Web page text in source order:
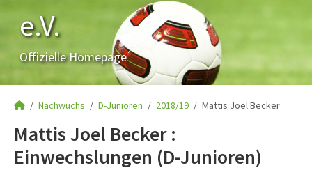
e.V.
Offizielle Homepage
Nachwuchs D-Junioren 2018/19 Mattis Joel Becker
Mattis Joel Becker :
Einwechslungen (D-Junioren)